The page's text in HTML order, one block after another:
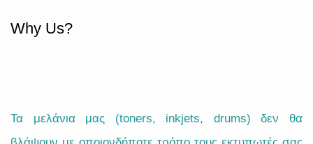
Why Us?
Τα μελάνια μας (toners, inkjets, drums) δεν θα